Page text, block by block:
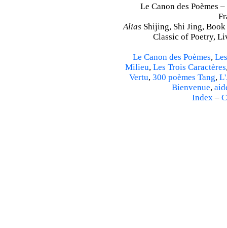
Le Canon des Poèmes
Alias Shijing, Shi Jing,
Classic of Poetry,
Le Canon des Poèmes,
Milieu, Les Trois Caractères
Vertu, 300 poèmes Tang,
Bienvenue,
Index –